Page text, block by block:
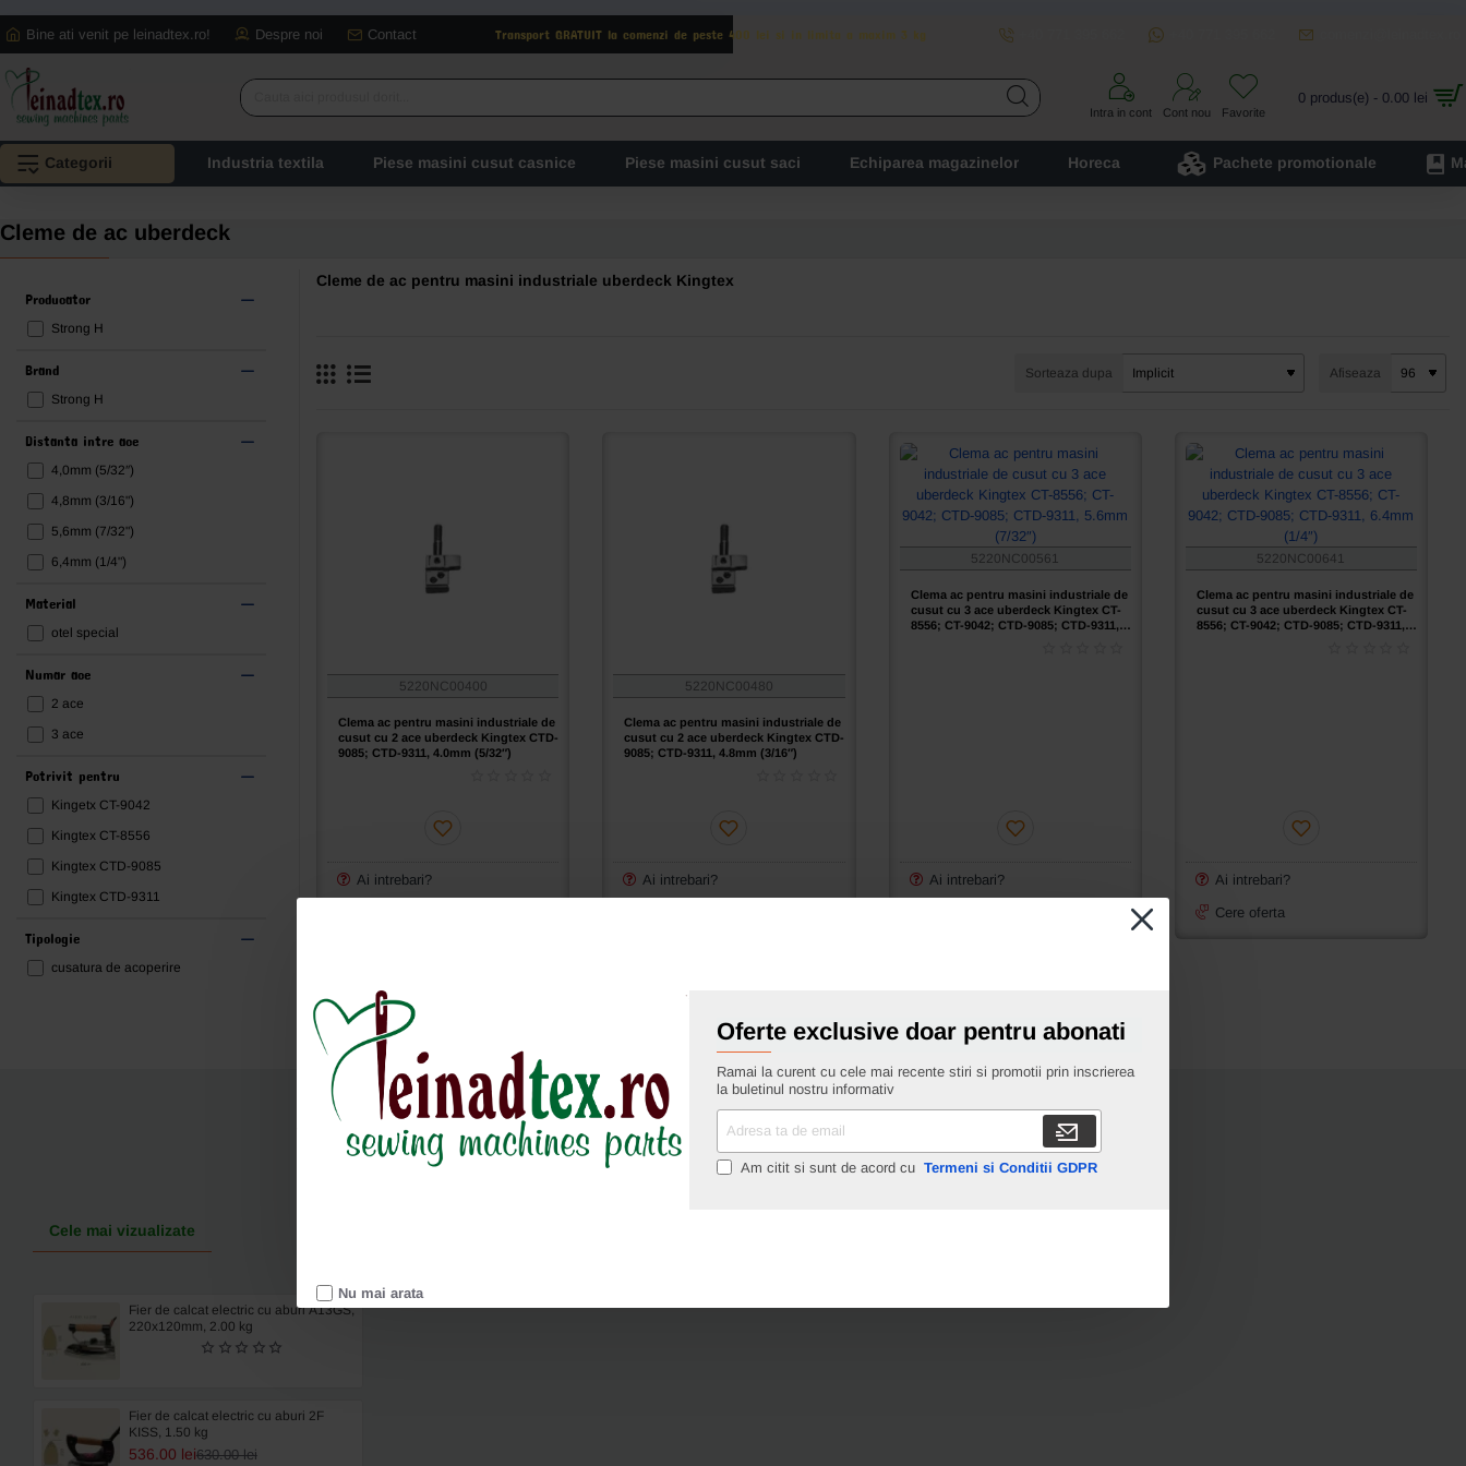
Oferte exclusive doar pentru abonati
Ramai la curent cu cele mai recente stiri si promotii prin inscrierea
la buletinul nostru informativ
ta
de
email
Am citit si sunt de acord cu Termeni si Conditii GDPR
Nu mai arata
Bine ati venit pe leinadtex.ro! Despre noi Contact Transport GRATUIT la comenzi de peste 400 lei si in limita a maxim 3 kg
Cauta
dorit...
Intra in cont Cont nou Favorite
0 produs(e) - 0.00 lei
Categorii Industria textila Piese masini cusut casnice Piese masini cusut saci Echiparea magazinelor Horeca Pachete promotionale
Cleme de ac uberdeck
Producator
Strong H
Brand
Strong H
Distanta intre ace
4,0mm (5/32″)
4,8mm (3/16")
5,6mm (7/32")
6,4mm (1/4")
Material
otel special
Numar ace
2 ace
3 ace
Potrivit pentru
Kingetx CT-9042
Kingtex CT-8556
Kingtex CTD-9085
Kingtex CTD-9311
Tipologie
cusatura de acoperire
Cleme de ac pentru masini industriale uberdeck Kingtex
Sorteaza dupa Afiseaza
5220NC00400
Clema ac pentru masini industriale de
cusut cu 2 ace uberdeck Kingtex CTD-
9085; CTD-9311, 4.0mm (5/32″)
Ai intrebari?
5220NC00480
Clema ac pentru masini industriale de
cusut cu 2 ace uberdeck Kingtex CTD-
9085; CTD-9311, 4.8mm (3/16″)
Ai intrebari?
5220NC00561
Clema ac pentru masini industriale de
cusut cu 3 ace uberdeck Kingtex CT-
8556; CT-9042; CTD-9085; CTD-9311,
Ai intrebari?
5220NC00641
Clema ac pentru masini industriale de
cusut cu 3 ace uberdeck Kingtex CT-
8556; CT-9042; CTD-9085; CTD-9311,
Ai intrebari?
Cere oferta
Cele mai vizualizate
Fier de calcat electric cu aburi A13GS,
220x120mm, 2.00 kg
Fier de calcat electric cu aburi 2F
KISS, 1.50 kg
536.00 lei630.00 lei